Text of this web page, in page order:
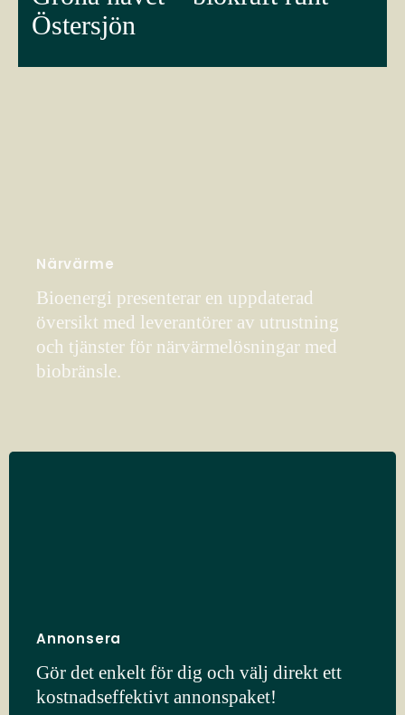
Östersjön
Närvärme
Bioenergi presenterar en uppdaterad
översikt med leverantörer av utrustning
och tjänster för närvärmelösningar med
biobränsle.
Annonsera
Gör det enkelt för dig och välj direkt ett
kostnadseffektivt annonspaket!